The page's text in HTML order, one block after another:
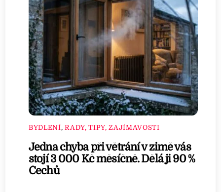
BYDLENÍ,RADY, TIPY, ZAJÍMAVOSTI
Jedna chyba při větrání v zimě vás
stojí 3 000 Kč měsíčně. Dělá ji 90 %
Čechů